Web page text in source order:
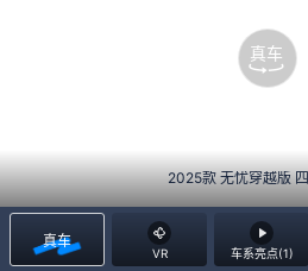
2025款 无忧穿越版
真车
真车
VR 车系亮点(1)